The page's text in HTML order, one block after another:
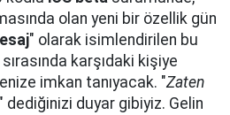
olan yeni bir özellik gün
" olarak isimlendirilen bu
karşıdaki kişiye
imkan tanıyacak. "Zaten
dediğinizi duyar gibiyiz. Gelin